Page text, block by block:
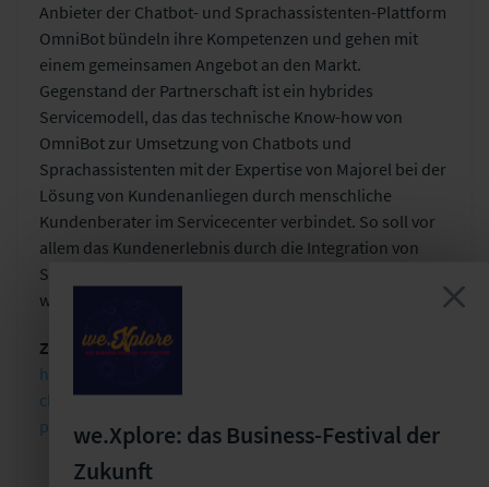
Anbieter der Chatbot- und Sprachassistenten-Plattform
OmniBot bündeln ihre Kompetenzen und gehen mit
einem gemeinsamen Angebot an den Markt.
Gegenstand der Partnerschaft ist ein hybrides
Servicemodell, das das technische Know-how von
OmniBot zur Umsetzung von Chatbots und
Sprachassistenten mit der Expertise von Majorel bei der
Lösung von Kundenanliegen durch menschliche
Kundenberater im Servicecenter verbindet. So soll vor
allem das Kundenerlebnis durch die Integration von
Sprachassistenten für den Telefonkanal verbessert
werden.
Zur Pressemitteilung ->
https://de.majorel.com/neuigkeiten/voicebot-und-
chatbot-im-kundenservice-majorel-omnibot-
partnerschaft/
we.Xplore: das Business-Festival der
Zukunft